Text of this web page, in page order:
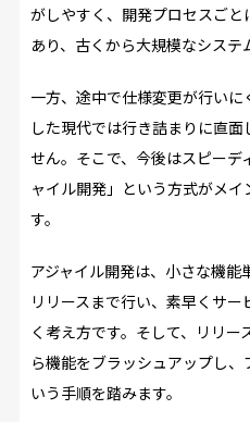
がしやすく、開発プロセスご
あり、古くから大規模なシステ
一方、途中で仕様変更が行い
した現代では行き詰まりに直
せん。そこで、今後はスピー
ャイル開発」という方式がメ
す。
アジャイル開発は、小さな機能
リリースまで行い、素早くサ
く考え方です。そして、リリ
ら機能をブラッシュアップし
いう手順を踏みます。